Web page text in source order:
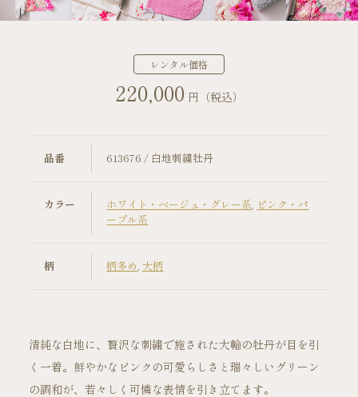
店舗案内
振袖レンタルの流れ
写真だけの成人式の流れ
コーディネート小物
成人式当日の過ごし方
成人式中止時の対応
ご試着・見学予約
レンタル価格
220,000円（税込）
品番 613676 / 白地刺繍牡丹
カラー ホワイト・ベージュ・グレー系
ピンク・パ
ープル系
柄 柄多め 大柄
清純な白地に、贅沢な刺繍で施された大輪の牡丹が目を引
く一着。鮮やかなピンクの可愛らしさと瑞々しいグリーン
の調和が、若々しく可憐な表情を引き立てます。